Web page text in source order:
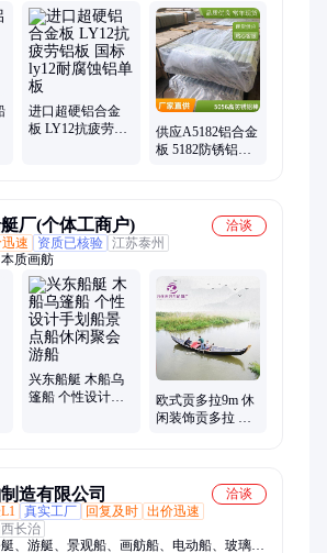
厚板、六角管、超平板、铝板材、铝锻件、铝
车棒、铝棒材、纯铝板、超厚板、光面板、研
棒、1100铝片、6101铝棒
进口超硬铝合金
板 LY12抗疲劳铝
供应A5182铝合金
板 5182防锈铝棒
厂(个体工商户)
洽谈
速 资质已核验 江苏泰州
质画舫
兴东船艇 木船乌
篷船 个性设计手
欧式贡多拉9m 休
闲装饰贡多拉 欧
造有限公司
洽谈
真实工厂 回复及时 出价迅速
长治
、游艇、景观船、画舫船、电动船、玻璃钢